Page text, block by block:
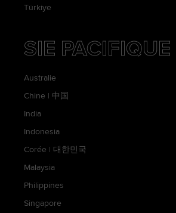
Türkiye
SIE PACIFIQUE
Australie
Chine | 中国
India
Indonesia
Corée | 대한민국
Malaysia
Philippines
Singapore